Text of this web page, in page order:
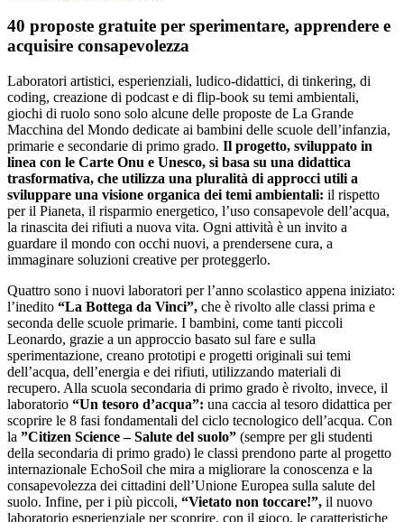
40 proposte gratuite per sperimentare, apprendere e
acquisire consapevolezza
Laboratori artistici, esperienziali, ludico-didattici, di tinkering, di
coding, creazione di podcast e di flip-book su temi ambientali,
giochi di ruolo sono solo alcune delle proposte de La Grande
Macchina del Mondo dedicate ai bambini delle scuole dell’infanzia,
primarie e secondarie di primo grado. Il progetto, sviluppato in
linea con le Carte Onu e Unesco, si basa su una didattica
trasformativa, che utilizza una pluralità di approcci utili a
sviluppare una visione organica dei temi ambientali: il rispetto
per il Pianeta, il risparmio energetico, l’uso consapevole dell’acqua,
la rinascita dei rifiuti a nuova vita. Ogni attività è un invito a
guardare il mondo con occhi nuovi, a prendersene cura, a
immaginare soluzioni creative per proteggerlo.
Quattro sono i nuovi laboratori per l’anno scolastico appena iniziato:
l’inedito “La Bottega da Vinci”, che è rivolto alle classi prima e
seconda delle scuole primarie. I bambini, come tanti piccoli
Leonardo, grazie a un approccio basato sul fare e sulla
sperimentazione, creano prototipi e progetti originali sui temi
dell’acqua, dell’energia e dei rifiuti, utilizzando materiali di
recupero. Alla scuola secondaria di primo grado è rivolto, invece, il
laboratorio “Un tesoro d’acqua”: una caccia al tesoro didattica per
scoprire le 8 fasi fondamentali del ciclo tecnologico dell’acqua. Con
la ”Citizen Science – Salute del suolo” (sempre per gli studenti
della secondaria di primo grado) le classi prendono parte al progetto
internazionale EchoSoil che mira a migliorare la conoscenza e la
consapevolezza dei cittadini dell’Unione Europea sulla salute del
suolo. Infine, per i più piccoli, “Vietato non toccare!”, il nuovo
laboratorio esperienziale per scoprire, con il gioco, le caratteristiche